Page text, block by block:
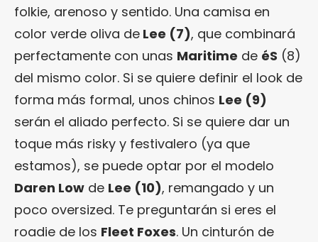
folkie, arenoso y sentido. Una camisa en
color verde oliva de Lee (7), que combinará
perfectamente con unas Maritime de éS (8)
del mismo color. Si se quiere definir el look de
forma más formal, unos chinos Lee (9)
serán el aliado perfecto. Si se quiere dar un
toque más risky y festivalero (ya que
estamos), se puede optar por el modelo
Daren Low de Lee (10), remangado y un
poco oversized. Te preguntarán si eres el
roadie de los Fleet Foxes. Un cinturón de